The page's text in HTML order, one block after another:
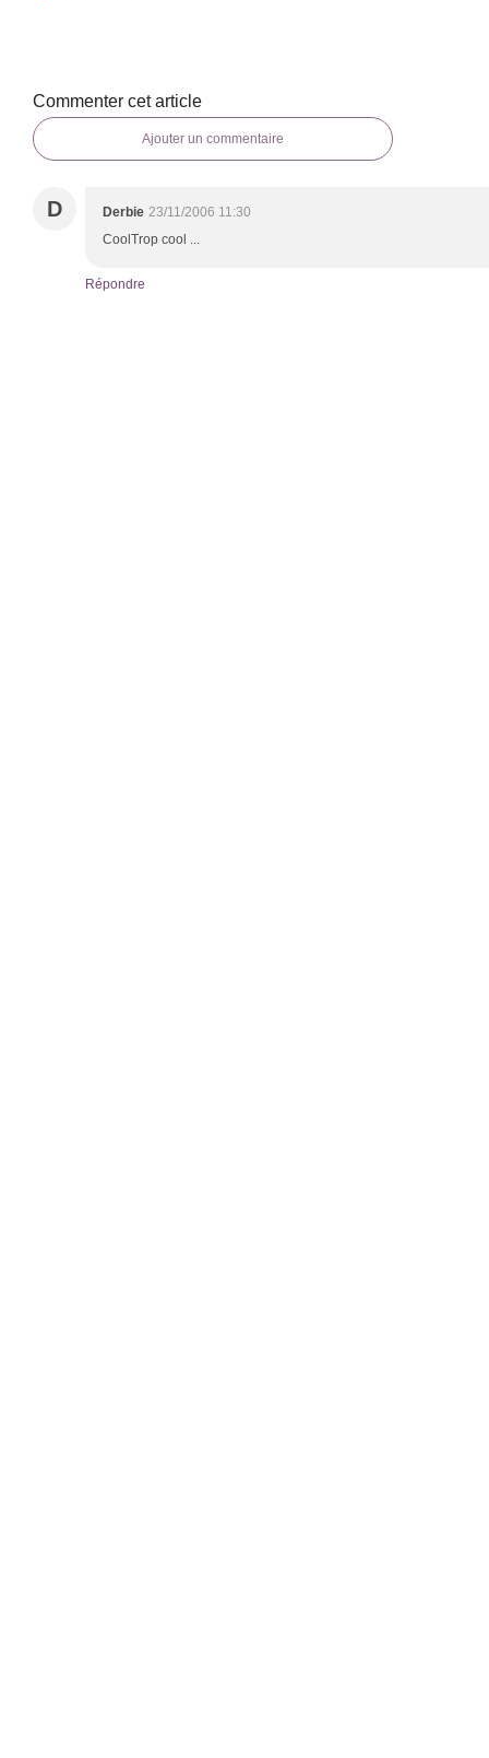
Commenter cet article
Ajouter un commentaire
D Derbie 23/11/2006 11:30
CoolTrop cool ...
Répondre